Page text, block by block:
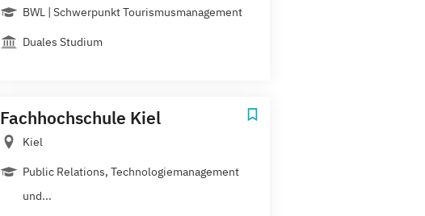
BWL | Schwerpunkt Tourismusmanagement
Duales Studium
Fachhochschule Kiel
Kiel
Public Relations, Technologiemanagement
und...